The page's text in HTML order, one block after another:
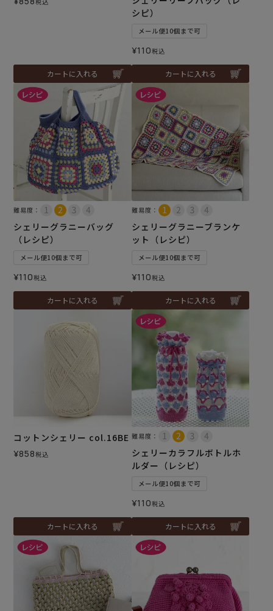
カートに入れる
シピ）
メール便10個まで可
¥110税込
カートに入れる
難易度：
シェリーグラニーバッグ
（レシピ）
メール便10個まで可
¥110税込
カートに入れる
難易度：
シェリーグラニーブランケ
ット（レシピ）
メール便10個まで可
¥110税込
カートに入れる
コットンシェリー col.16BE
¥858税込
カートに入れる
難易度：
シェリーカラフルボトルホ
ルダー（レシピ）
メール便10個まで可
¥110税込
カートに入れる